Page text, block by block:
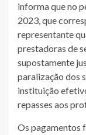
informa que no
2023, que
representante
prestadoras de
supostamente
paralização dos
instituição
repasses aos
Os pagamentos